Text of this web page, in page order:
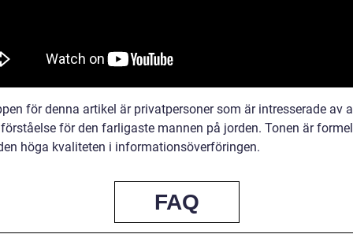
för denna artikel är privatpersoner som är intresserade av
för den farligaste mannen på jorden. Tonen är
höga kvaliteten i informationsöverföringen.
FAQ